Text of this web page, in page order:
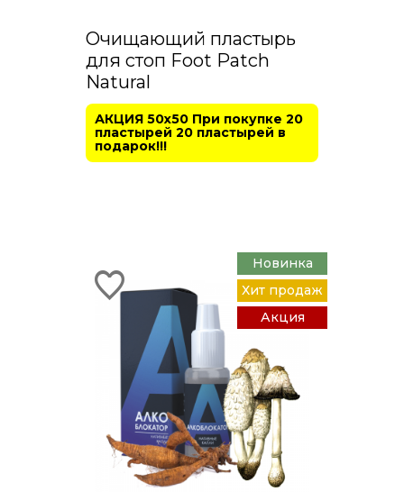
Очищающий пластырь
для стоп Foot Patch
Natural
АКЦИЯ 50х50 При покупке 20
пластырей 20 пластырей в
подарок!!!
Новинка
Хит продаж
Акция